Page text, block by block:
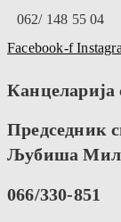
062/ 148 55 04
Facebook-f
Канцеларија
Председник
Љубиша
066/330-851